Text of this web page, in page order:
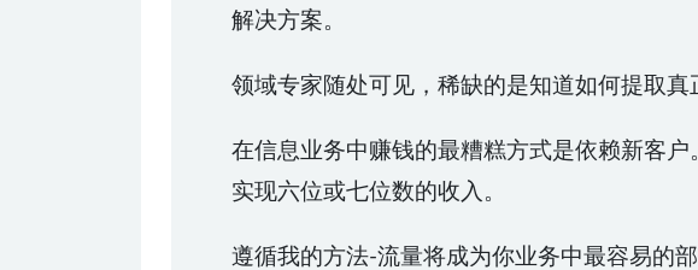
解决方案。
领域专家随处可见，稀缺的是知道如何提取
在信息业务中赚钱的最糟糕方式是依赖新客
实现六位或七位数的收入。
遵循我的方法-流量将成为你业务中最容易的部